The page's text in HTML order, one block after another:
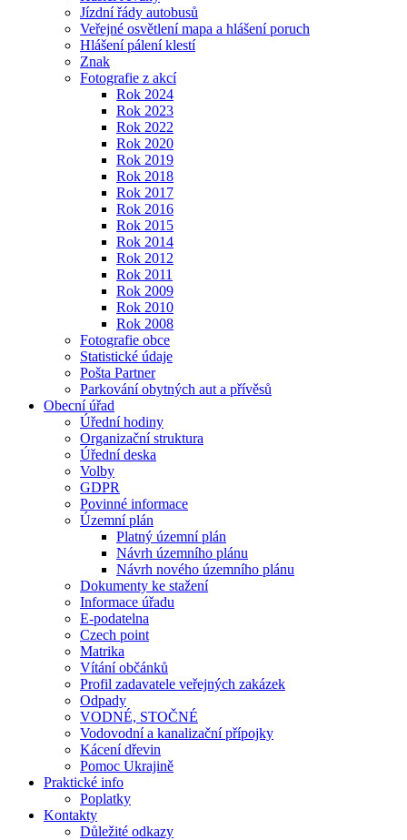
Jízdní řády autobusů
Veřejné osvětlení mapa a hlášení poruch
Hlášení pálení klestí
Znak
Fotografie z akcí
Rok 2024
Rok 2023
Rok 2022
Rok 2020
Rok 2019
Rok 2018
Rok 2017
Rok 2016
Rok 2015
Rok 2014
Rok 2012
Rok 2011
Rok 2009
Rok 2010
Rok 2008
Fotografie obce
Statistické údaje
Pošta Partner
Parkování obytných aut a přívěsů
Obecní úřad
Úřední hodiny
Organizační struktura
Úřední deska
Volby
GDPR
Povinné informace
Územní plán
Platný územní plán
Návrh územního plánu
Návrh nového územního plánu
Dokumenty ke stažení
Informace úřadu
E-podatelna
Czech point
Matrika
Vítání občánků
Profil zadavatele veřejných zakázek
Odpady
VODNÉ, STOČNÉ
Vodovodní a kanalizační přípojky
Kácení dřevin
Pomoc Ukrajině
Praktické info
Poplatky
Kontakty
Důležité odkazy